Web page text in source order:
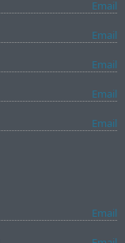
Email
Email
Email
Email
Email
Email